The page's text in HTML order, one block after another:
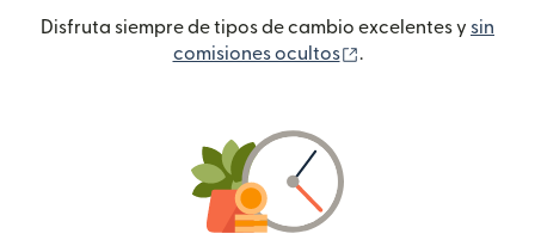
Disfruta siempre de tipos de cambio excelentes y sin
comisiones ocultos
.